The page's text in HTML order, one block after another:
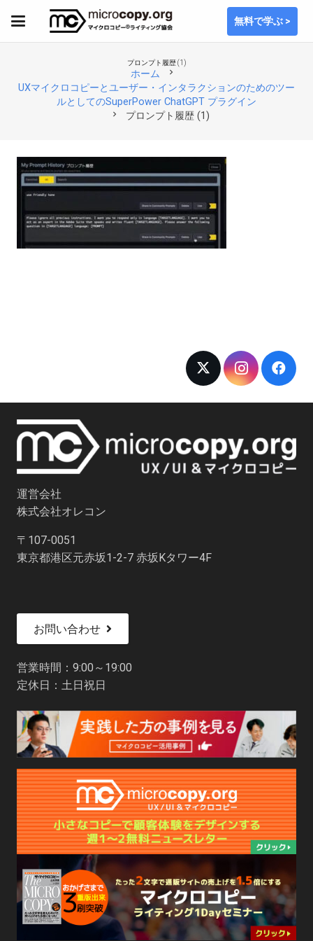
無料で学ぶ >
プロンプト履歴 (1)
ホーム chevron_right
UXマイクロコピーとユーザー・インタラクションのためのツー
ルとしてのSuperPower ChatGPT プラグイン
chevron_right プロンプト履歴 (1)
運営会社
株式会社オレコン
〒107-0051
東京都港区元赤坂1-2-7 赤坂Kタワー4F
お問い合わせ
営業時間：9:00～19:00
定休日：土日祝日